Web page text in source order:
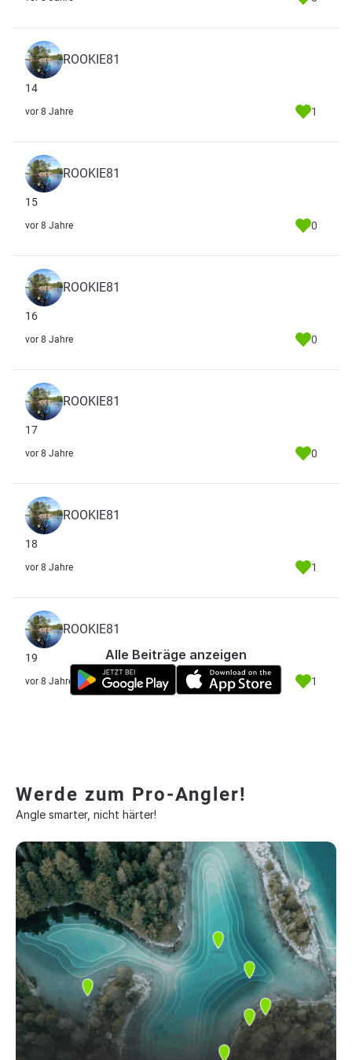
ROOKIE81
14
vor 8 Jahre 1
ROOKIE81
15
vor 8 Jahre 0
ROOKIE81
16
vor 8 Jahre 0
ROOKIE81
17
vor 8 Jahre 0
ROOKIE81
18
vor 8 Jahre 1
ROOKIE81
19
vor 8 Jahre 1
Alle Beiträge anzeigen
Werde zum Pro-Angler!
Angle smarter, nicht härter!